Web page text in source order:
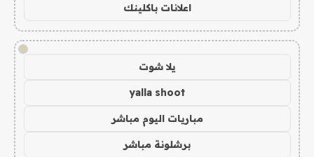
اعلانات باكلينك
!
يلا شوت
yalla shoot
مباريات اليوم مباشر
برشلونة مباشر